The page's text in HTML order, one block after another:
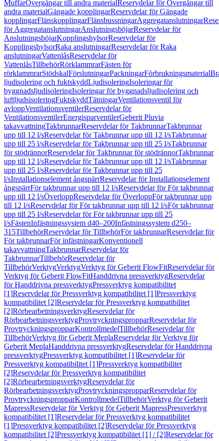
MuffarÖvergångar till andra materialReservdelar för Övergångar till
andra materialGängade kopplingarReservdelar för Gängade
kopplingarFlänskopplingarFlänsbussningarAggregatanslutningar
för AggregatanslutningarAnslutningsböjarReservdelar för
AnslutningsböjarKopplingshylsorReservdelar för
KopplingshylsorRaka anslutningarReservdelar för Raka
anslutningarVattenlåsReservdelar för
VattenlåsTillbehörRörklammrarFästen för
rörklammrarStödskalFörslutningarPackningarFörbrukningsmaterial
ljudisolering och fuktskyddLjudisoleringIsoleringar för
byggnadsljudisoleringIsoleringar för byggnadsljudisolering och
luftljudsisoleringFuktskyddTätningarVentilationsventil för
avloppVentilationsventilerReservdelar för
VentilationsventilerEnergisparventilerGeberit Pluvia
takavvattningTakbrunnarReservdelar för TakbrunnarTakbrunnar
upp till 12 l/sReservdelar för Takbrunnar upp till 12 l/sTakbrunnar
upp till 25 l/sReservdelar för Takbrunnar upp till 25 l/sTakbrunnar
för stödrännorReservdelar för Takbrunnar för stödrännorTakbrunnar
upp till 12 l/sReservdelar för Takbrunnar upp till 12 l/sTakbrunnar
upp till 25 l/sReservdelar för Takbrunnar upp till 25
l/sInstallationselement ångspärrReservdelar för Installationselement
ångspärrFör takbrunnar upp till 12 l/sReservdelar för För takbrunnar
upp till 12 l/sÖverloppReservdelar för ÖverloppFör takbrunnar upp
till 12 l/sReservdelar för För takbrunnar upp till 12 l/sFör takbrunnar
upp till 25 l/sReservdelar för För takbrunnar upp till 25
l/sFästenInfästningssystem d40–200Infästningssystem d250–
315TillbehörReservdelar för TillbehörFör takbrunnarReservdelar för
För takbrunnarFör infästningarKonventionell
takavvattningTakbrunnarReservdelar för
TakbrunnarTillbehörReservdelar för
TillbehörVerktygVerktygVerktyg för Geberit FlowFitReservdelar för
Verktyg för Geberit FlowFitHanddrivna pressverktygReservdelar
för Handdrivna pressverktygPressverktyg kompatibilitet
[1]Reservdelar för Pressverktyg kompatibilitet [1]Pressverktyg
kompatibilitet [2]Reservdelar för Pressverktyg kompatibilitet
[2]RörbearbetningsverktygReservdelar för
RörbearbetningsverktygProvtryckningspropparReservdelar för
ProvtryckningspropparKontrollmedelTillbehörReservdelar för
TillbehörVerktyg för Geberit MeplaReservdelar för Verktyg för
Geberit MeplaHanddrivna pressverktygReservdelar för Handdrivna
pressverktygPressverktyg kompatibilitet [1]Reservdelar för
Pressverktyg kompatibilitet [1]Pressverktyg kompatibilitet
[2]Reservdelar för Pressverktyg kompatibilitet
[2]RörbearbetningsverktygReservdelar för
RörbearbetningsverktygProvtryckningspropparReservdelar för
ProvtryckningspropparKontrollmedelTillbehörVerktyg för Geberit
MapressReservdelar för Verktyg för Geberit MapressPressverktyg
kompatibilitet [1]Reservdelar för Pressverktyg kompatibilitet
[1]Pressverktyg kompatibilitet [2]Reservdelar för Pressverktyg
kompatibilitet [2]Pressverktyg kompatibilitet [1] / [2]Reservdelar för